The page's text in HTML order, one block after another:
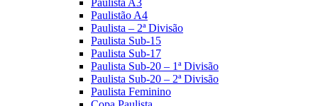
Paulistão A4
Paulista – 2ª Divisão
Paulista Sub-15
Paulista Sub-17
Paulista Sub-20 – 1ª Divisão
Paulista Sub-20 – 2ª Divisão
Paulista Feminino